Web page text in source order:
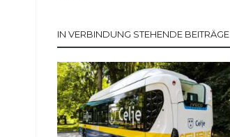
IN VERBINDUNG STEHENDE BEITRÄGE